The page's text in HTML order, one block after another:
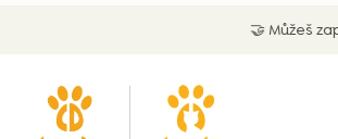
Můžeš zaplatit i na dobírku